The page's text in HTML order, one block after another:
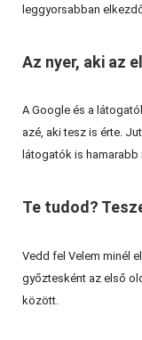
leggyorsabban
Az nyer, aki az
A Google és a
azé, aki tesz is érte.
látogatók is
Te tudod?
Vedd fel Velem minél
győztesként az első
között.